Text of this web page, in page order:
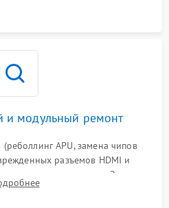
и модульный ремонт
APU, замена чипов
разъемов HDMI и
дорожек. Замена
SSD или лазерной головки